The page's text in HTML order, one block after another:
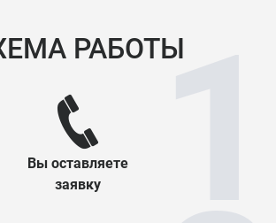
РАБОТЫ
Вы оставляете
заявку